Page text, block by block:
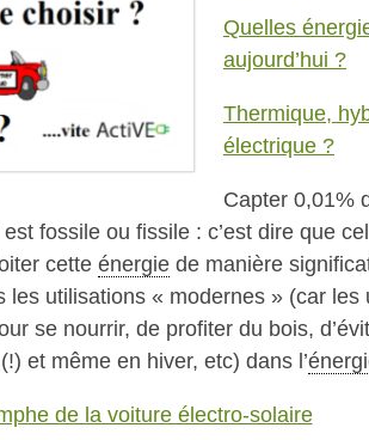
Quelles
aujourd’hui ?
Thermique,
électrique ?
Capter 0,01%
fossile ou fissile : c’est dire que
cette énergie de manière
les utilisations « modernes » (car
se nourrir, de profiter du bois,
et même en hiver, etc) dans l’
de la voiture électro-solaire